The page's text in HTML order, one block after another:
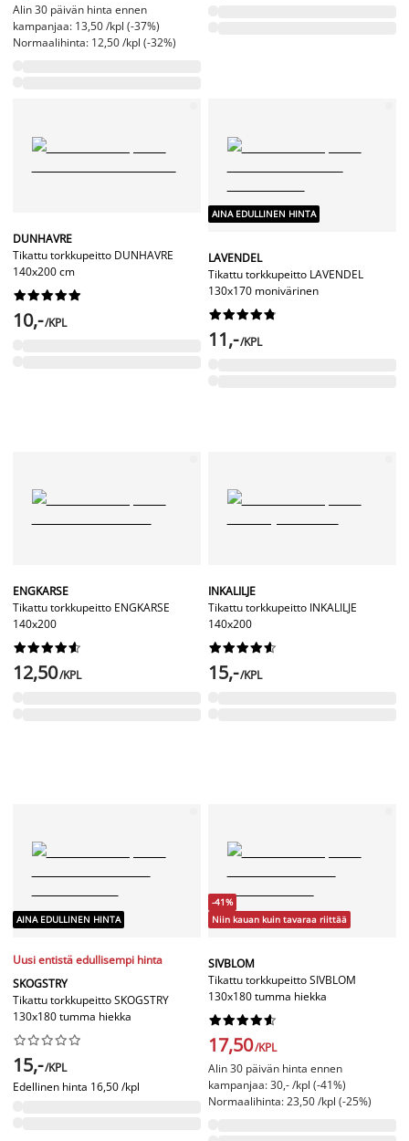
Alin 30 päivän hinta ennen
kampanjaa: 13,50 /kpl (-37%)
Normaalihinta: 12,50 /kpl (-32%)
DUNHAVRE
Tikattu torkkupeitto DUNHAVRE
140x200 cm






10,-/KPL
AINA EDULLINEN HINTA
LAVENDEL
Tikattu torkkupeitto LAVENDEL
130x170 monivärinen






11,-/KPL
ENGKARSE
Tikattu torkkupeitto ENGKARSE
140x200






12,50/KPL
INKALILJE
Tikattu torkkupeitto INKALILJE
140x200






15,-/KPL
AINA EDULLINEN HINTA
Uusi entistä edullisempi hinta
SKOGSTRY
Tikattu torkkupeitto SKOGSTRY
130x180 tumma hiekka






15,-/KPL
Edellinen hinta 16,50 /kpl
-41%
Niin kauan kuin tavaraa riittää
SIVBLOM
Tikattu torkkupeitto SIVBLOM
130x180 tumma hiekka






17,50/KPL
Alin 30 päivän hinta ennen
kampanjaa: 30,- /kpl (-41%)
Normaalihinta: 23,50 /kpl (-25%)